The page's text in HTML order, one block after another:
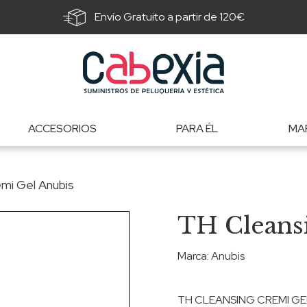
Envío Gratuito a partir de 120€
ACCESORIOS PARA ÉL
Gel Anubis
TH
Marca:Anubis
TH CLEANSING CREMI